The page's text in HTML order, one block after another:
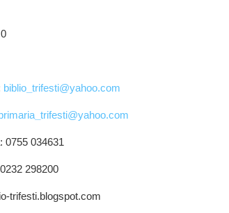
biblio trifesti@yahoo.com
trifesti@yahoo.com
0755 034631
298200
trifesti.blogspot.com